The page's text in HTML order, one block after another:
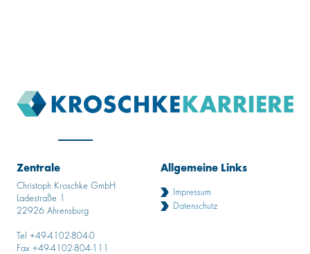
Zentrale
Christoph Kroschke GmbH
Ladestraße 1
22926 Ahrensburg
Tel +49-4102-804-0
Fax +49-4102-804-111
Allgemeine Links
Impressum
Datenschutz